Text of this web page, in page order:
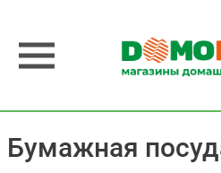
Бумажная